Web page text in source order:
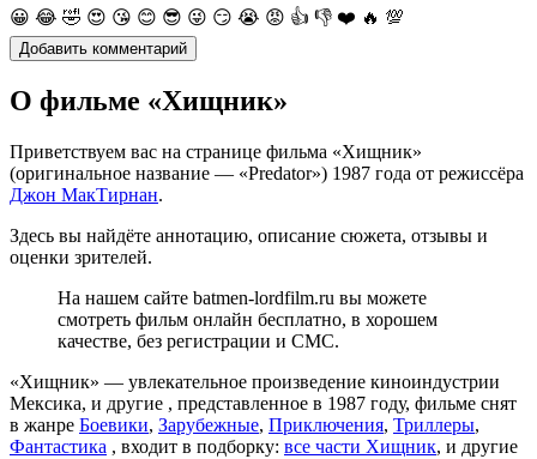
😀 😂 🤣 😍 😘 😊 😎 😜 😏 😭 😡 👍 👎 ❤️ 🔥 💯
О фильме «Хищник»
Приветствуем вас на странице фильма «Хищник»
(оригинальное название — «Predator») 1987 года от режиссёра
Джон МакТирнан.
Здесь вы найдёте аннотацию, описание сюжета, отзывы и
оценки зрителей.
На нашем сайте batmen-lordfilm.ru вы можете
смотреть фильм онлайн бесплатно, в хорошем
качестве, без регистрации и СМС.
«Хищник» — увлекательное произведение киноиндустрии
Мексика, и другие , представленное в 1987 году, фильме снят
в жанре Боевики, Зарубежные, Приключения, Триллеры,
Фантастика , входит в подборку: все части Хищник, и другие